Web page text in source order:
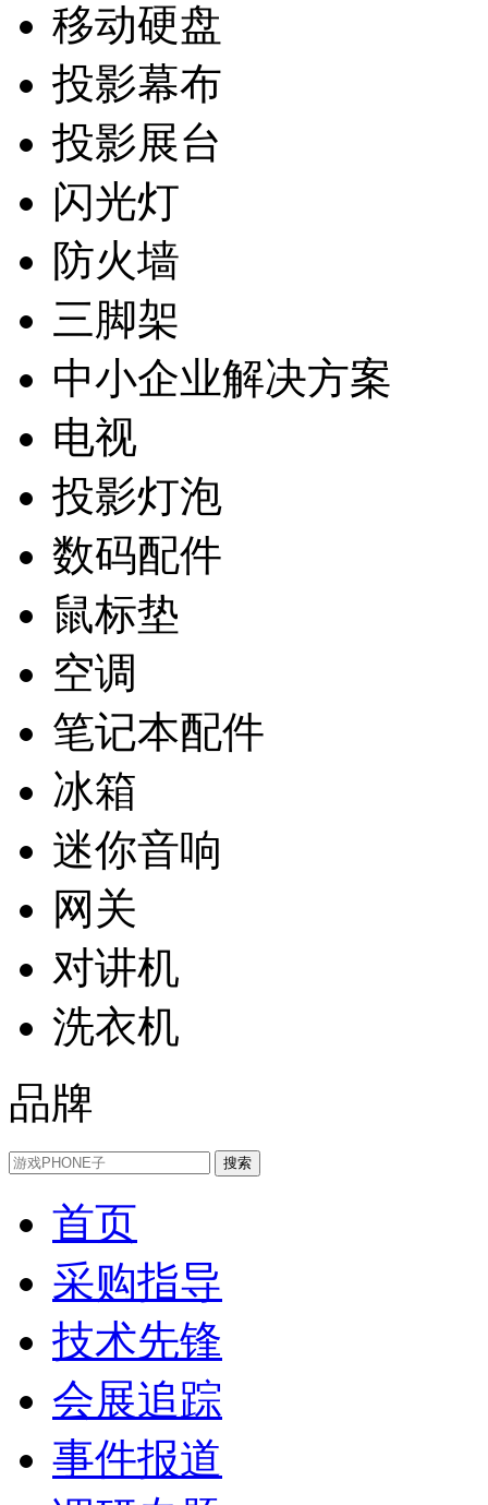
移动硬盘
投影幕布
投影展台
闪光灯
防火墙
三脚架
中小企业解决方案
电视
投影灯泡
数码配件
鼠标垫
空调
笔记本配件
冰箱
迷你音响
网关
对讲机
洗衣机
品牌
首页
采购指导
技术先锋
会展追踪
事件报道